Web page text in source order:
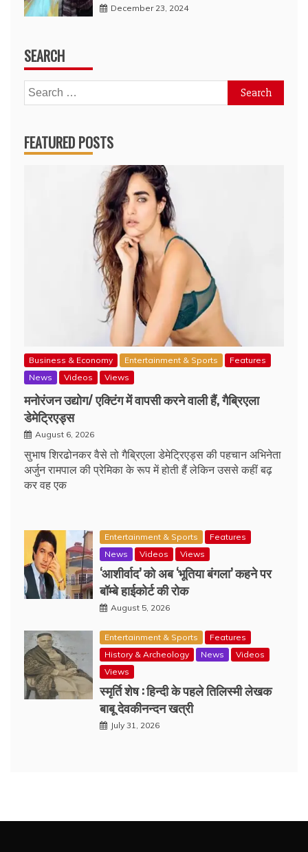
December 23, 2024
SEARCH
Search
for:
FEATURED POSTS
Business & Economy Entertainment & Sports
Features
News
Videos Views
मनोरंजन उद्योग/ एक्टिंग में वापसी करने वाली हैं, गैब्रिएला
डेमेट्रिएड्स
August 6, 2026
सुभाष शिरढोनकर वैसे तो गैब्रिएला डेमेट्रिएड्स की पहचान अभिनेता
अर्जुन रामपाल की प्रेमिका के रूप में होती हैं लेकिन उससे कहीं बढ़
कर वह एक
Entertainment & Sports
Features
News
Videos Views
‘आशीर्वाद’ को अब ‘भूतिया बंगला’ कहने पर
बॉम्बे हाईकोर्ट की रोक
August 5, 2026
Entertainment & Sports
Features
History & Archeology
News
Videos
Views
स्मृर्ति शेष : हिन्दी के पहले तिलिस्मी लेखक
बाबू देवकीनन्दन खत्री
July 31, 2026